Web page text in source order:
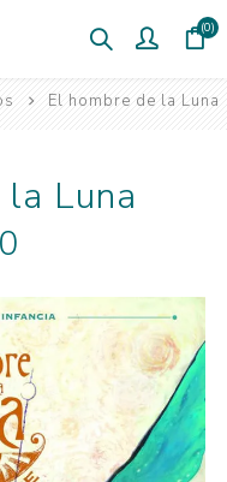
(0)
El hombre de la Luna
la Luna